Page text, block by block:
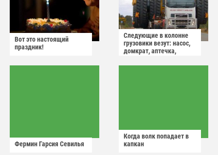
Вот это настоящий
праздник!
Следующие в колонне
грузовики везут: насос,
домкрат, аптечка,
Фермин Гарсия Севилья
Когда волк попадает в
капкан